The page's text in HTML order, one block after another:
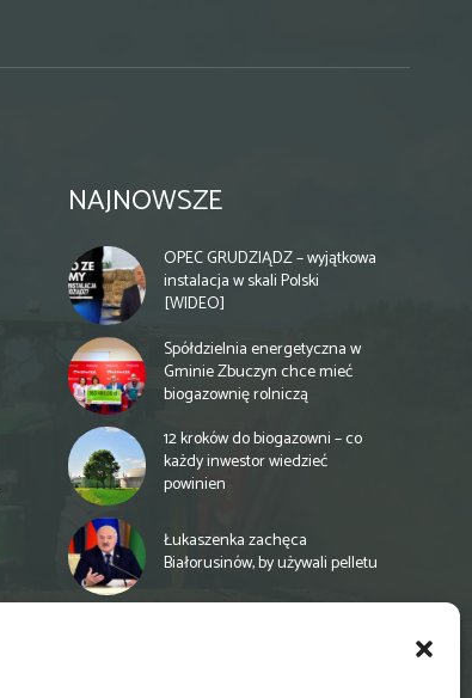
NAJNOWSZE
OPEC GRUDZIĄDZ – wyjątkowa
instalacja w skali Polski
[WIDEO]
Spółdzielnia energetyczna w
Gminie Zbuczyn chce mieć
biogazownię rolniczą
12 kroków do biogazowni – co
każdy inwestor wiedzieć
powinien
Łukaszenka zachęca
Białorusinów, by używali pelletu